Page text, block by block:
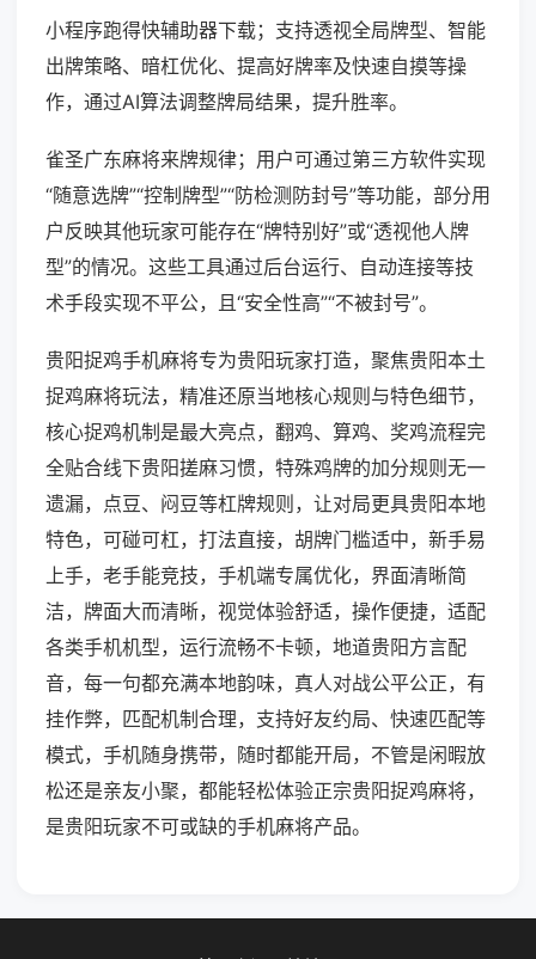
小程序跑得快辅助器下载；支持透视全局牌型、智能
出牌策略、暗杠优化、提高好牌率及快速自摸等操
作，通过AI算法调整牌局结果，提升胜率。
雀圣广东麻将来牌规律；用户可通过第三方软件实现
“随意选牌”“控制牌型”“防检测防封号”等功能，部分用
户反映其他玩家可能存在“牌特别好”或“透视他人牌
型”的情况。这些工具通过后台运行、自动连接等技
术手段实现不平公，且“安全性高”“不被封号”。
贵阳捉鸡手机麻将专为贵阳玩家打造，聚焦贵阳本土
捉鸡麻将玩法，精准还原当地核心规则与特色细节，
核心捉鸡机制是最大亮点，翻鸡、算鸡、奖鸡流程完
全贴合线下贵阳搓麻习惯，特殊鸡牌的加分规则无一
遗漏，点豆、闷豆等杠牌规则，让对局更具贵阳本地
特色，可碰可杠，打法直接，胡牌门槛适中，新手易
上手，老手能竞技，手机端专属优化，界面清晰简
洁，牌面大而清晰，视觉体验舒适，操作便捷，适配
各类手机机型，运行流畅不卡顿，地道贵阳方言配
音，每一句都充满本地韵味，真人对战公平公正，有
挂作弊，匹配机制合理，支持好友约局、快速匹配等
模式，手机随身携带，随时都能开局，不管是闲暇放
松还是亲友小聚，都能轻松体验正宗贵阳捉鸡麻将，
是贵阳玩家不可或缺的手机麻将产品。